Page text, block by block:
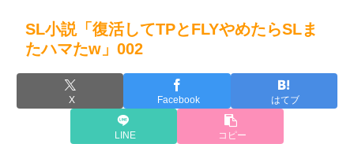
SL小説「復活してTPとFLYやめたらSLま
たハマたw」002
X Facebook はてブ
LINE コピー